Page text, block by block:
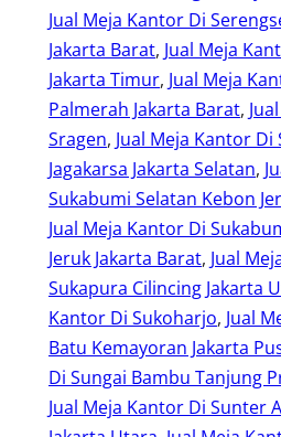
Jual Meja Kantor Di
Jakarta Barat, Jual Meja
Jakarta Timur, Jual Meja
Palmerah Jakarta Barat,
Sragen, Jual Meja Kantor Di
Jagakarsa Jakarta Selatan,
Sukabumi Selatan Kebon
Jual Meja Kantor Di
Jeruk Jakarta Barat, Jual
Sukapura Cilincing Jakarta
Kantor Di Sukoharjo, Jual
Batu Kemayoran Jakarta
Di Sungai Bambu Tanjung
Jual Meja Kantor Di Sunter